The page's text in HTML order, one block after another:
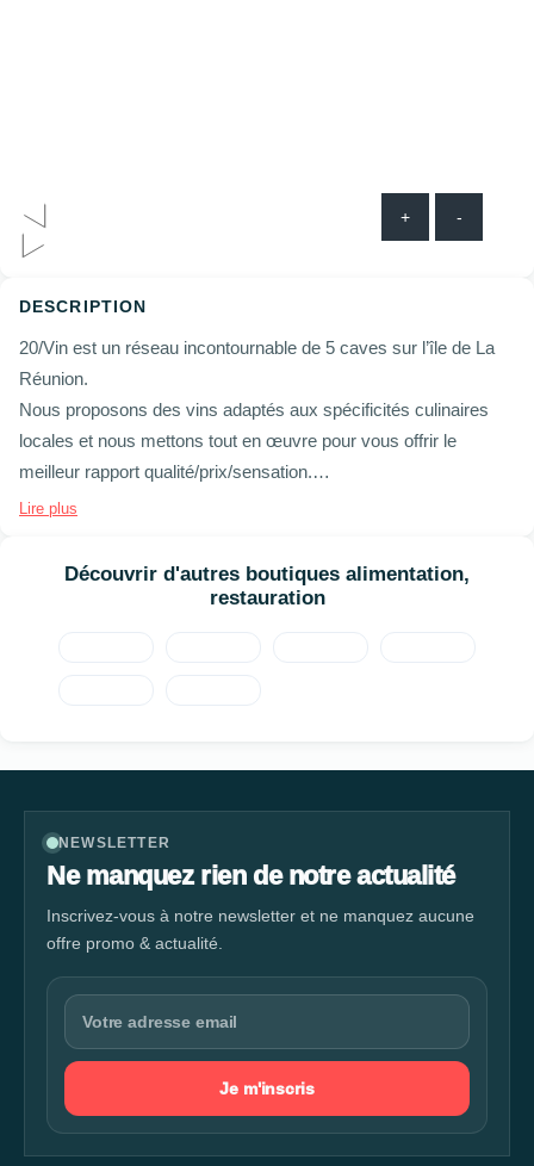
+ -
DESCRIPTION
20/Vin est un réseau incontournable de 5 caves sur l’île de La
Réunion.
Nous proposons des vins adaptés aux spécificités culinaires
locales et nous mettons tout en œuvre pour vous offrir le
meilleur rapport qualité/prix/sensation.
Notre sélection de vins, champagnes et spiritueux invite au
du Monde, des références dénichées aussi bien dans de
grandes maisons que chez des producteurs indépendants.
expérience autour des saveurs et des sens que nous vous
offrons en caves.
Lire plus
Découvrir d'autres boutiques alimentation,
restauration
NEWSLETTER
Ne manquez rien de notre actualité
Inscrivez-vous à notre newsletter et ne manquez aucune
offre promo & actualité.
Je m'inscris